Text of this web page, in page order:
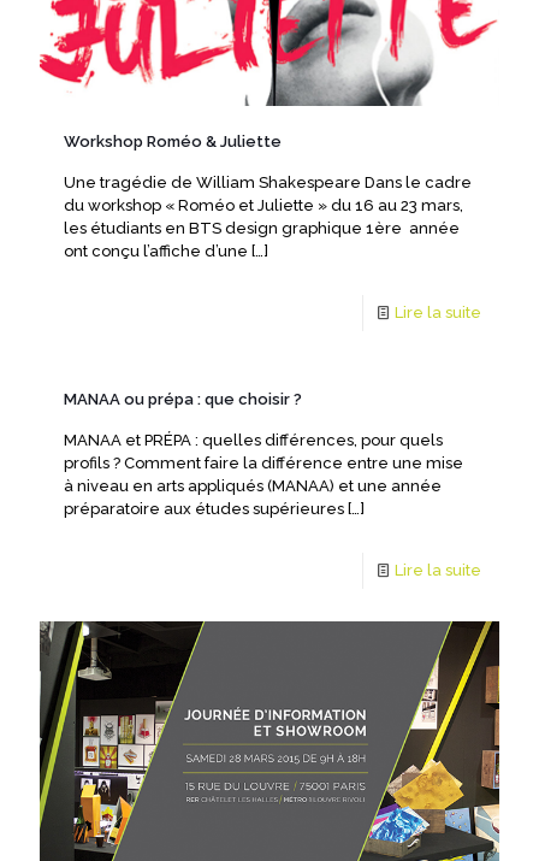
Workshop Roméo & Juliette
Une tragédie de William Shakespeare Dans le cadre
du workshop « Roméo et Juliette » du 16 au 23 mars,
les étudiants en BTS design graphique 1ère année
ont conçu l’affiche d’une […]
Lire la suite
MANAA ou prépa : que choisir ?
MANAA et PRÉPA : quelles différences, pour quels
profils ? Comment faire la différence entre une mise
à niveau en arts appliqués (MANAA) et une année
préparatoire aux études supérieures […]
Lire la suite